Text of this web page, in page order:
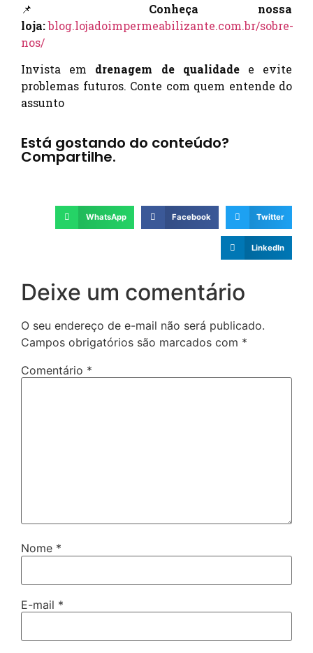
📌 Conheça nossa
loja:blog.lojadoimpermeabilizante.com.br/sobre-
nos/
Invista em drenagem de qualidadee evite
problemas futuros. Conte com quem entende do
assunto
Está gostando do conteúdo?
Compartilhe.
WhatsApp Facebook Twitter
LinkedIn
Deixe um comentário
O seu endereço de e-mail não será publicado.
Campos obrigatórios são marcados com *
Comentário *
Nome *
E-mail *